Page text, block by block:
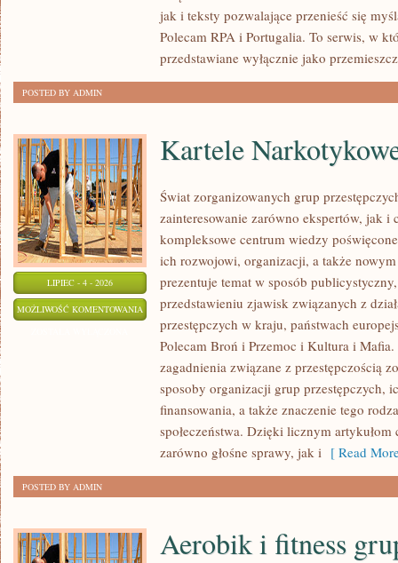
jak i teksty pozwalające przenieść się
Polecam RPA i Portugalia. To serwis, w
przedstawiane wyłącznie jako
POSTED BY ADMIN
LIPIEC - 4 - 2026
MOŻLIWOŚĆ KOMENTOWANIA KARTELE
NARKOTYKOWE
Kartele
Świat zorganizowanych grup
zainteresowanie zarówno ekspertów, jak i
kompleksowe centrum wiedzy
ich rozwojowi, organizacji, a także
prezentuje temat w sposób
przedstawieniu zjawisk związanych z
przestępczych w kraju, państwach
Polecam Broń i Przemoc i Kultura i
zagadnienia związane z przestępczością
sposoby organizacji grup przestępczych,
finansowania, a także znaczenie tego
społeczeństwa. Dzięki licznym
zarówno głośne sprawy, jak i [ Read
POSTED BY ADMIN
Aerobik i fitness